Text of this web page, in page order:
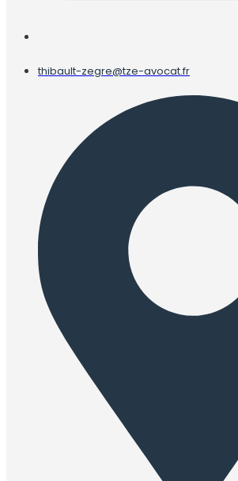
thibault-zegre@tze-avocat.fr